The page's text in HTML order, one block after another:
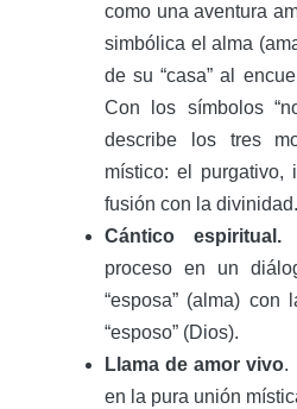
como una aventura
simbólica el alma
de su “casa” al
Con los símbolos
describe los tres
místico: el purgativo,
fusión con la divinidad.
Cántico espiritual.
proceso en un
“esposa” (alma) con
“esposo” (Dios).
Llama de amor vivo.
en la pura unión